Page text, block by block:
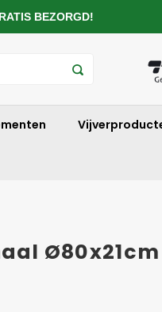
Ø80x21cm
BEZORGD!